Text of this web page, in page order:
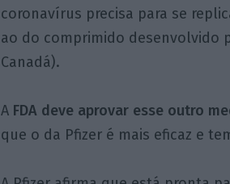
coronavírus precisa para se
ao do comprimido desenvolvido
Canadá).
A FDA deve aprovar esse outro
que o da Pfizer é mais eficaz e